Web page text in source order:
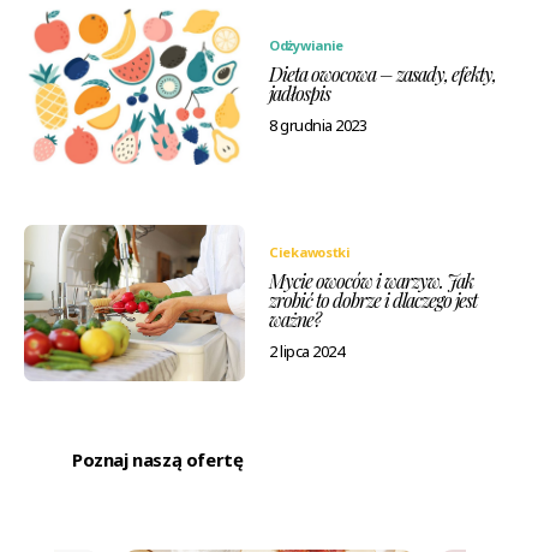
Odżywianie
Dieta owocowa – zasady, efekty,
jadłospis
8 grudnia 2023
Ciekawostki
Mycie owoców i warzyw. Jak
zrobić to dobrze i dlaczego jest
ważne?
2 lipca 2024
Poznaj naszą ofertę